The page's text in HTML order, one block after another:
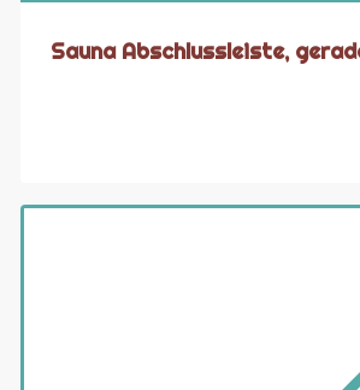
Sauna Abschlussleiste,